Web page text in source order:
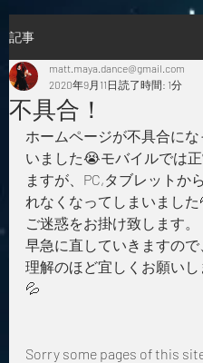
記事
不具合！
matt.maya.dance@gmail.com
2020年9月11日 読了時間: 1分
ホームページが不具合にな
いました😭モバイルでは
ますが、PC,タブレットか
れなくなってしまいました
ご迷惑をお掛け致します。
早急に直していきますの
理解のほど宜しくお願いし
💦
Sorry some pages of this